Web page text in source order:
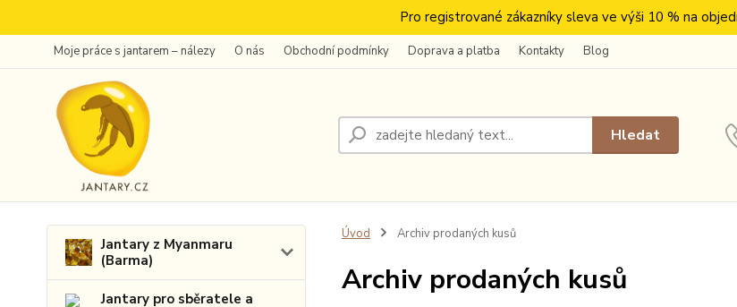
Pro registrované zákazníky sleva ve výši 10 % na
Moje práce s jantarem – nálezy O nás Obchodní podmínky Doprava a platba Kontakty Blog
Hledat
Jantary z Myanmaru
(Barma)
Jantary pro sběratele a
Úvod Archiv prodaných kusů
Archiv prodaných kusů